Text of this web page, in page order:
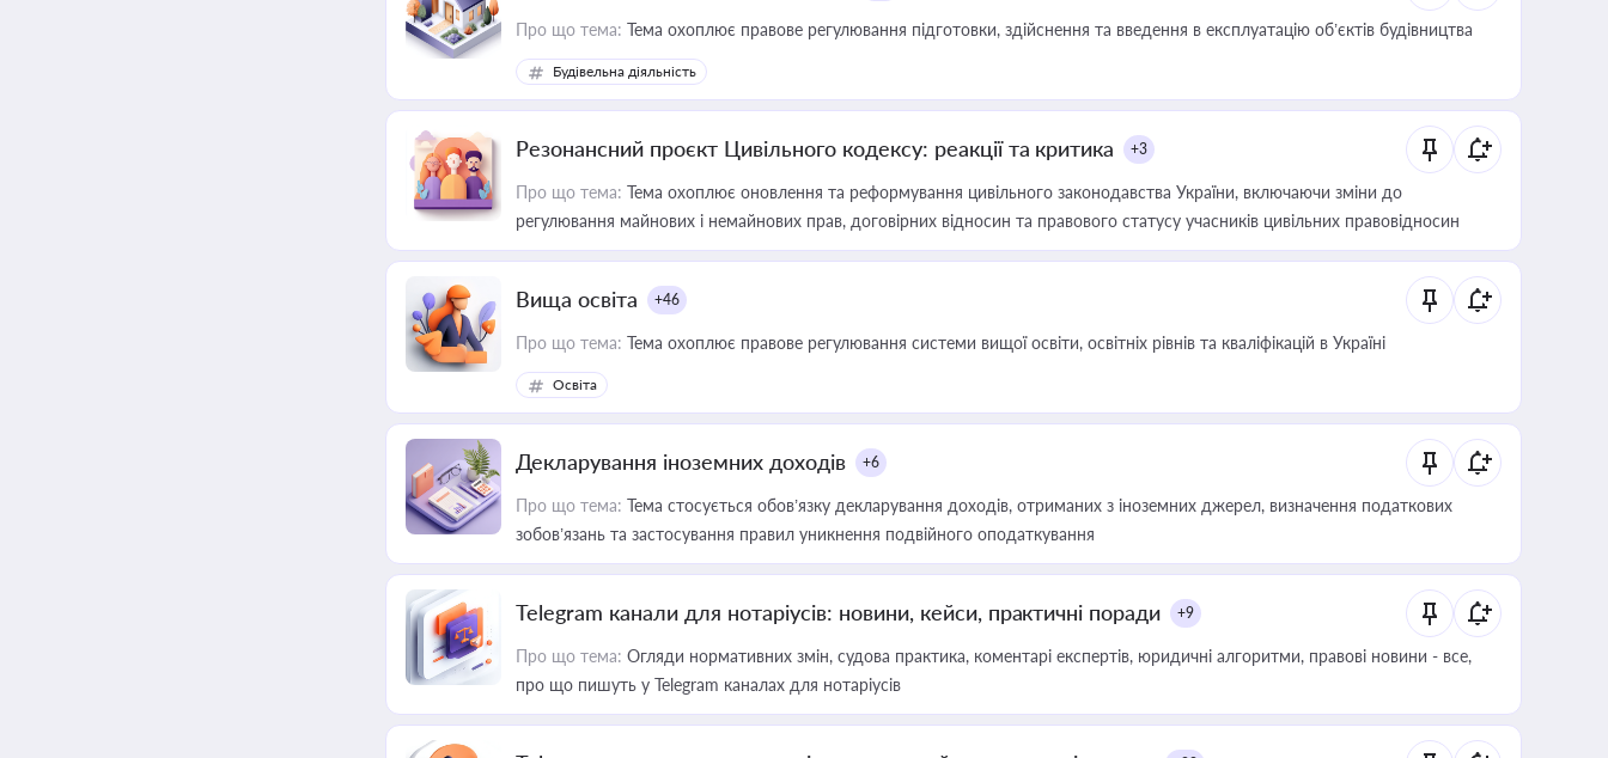
Про що тема: Тема охоплює правове регулювання підготовки, здійснення та введення в експлуатацію об’єктів будівництва
Будівельна діяльність
Резонансний проєкт Цивільного кодексу: реакції та критика +3
Про що тема: Тема охоплює оновлення та реформування цивільного законодавства України, включаючи зміни до
регулювання майнових і немайнових прав, договірних відносин та правового статусу учасників цивільних правовідносин
Вища освіта +46
Про що тема: Тема охоплює правове регулювання системи вищої освіти, освітніх рівнів та кваліфікацій в Україні
Освіта
Декларування іноземних доходів +6
Про що тема: Тема стосується обов’язку декларування доходів, отриманих з іноземних джерел, визначення податкових
зобов’язань та застосування правил уникнення подвійного оподаткування
Telegram канали для нотаріусів: новини, кейси, практичні поради +9
Про що тема: Огляди нормативних змін, судова практика, коментарі експертів, юридичні алгоритми, правові новини - все,
про що пишуть у Telegram каналах для нотаріусів